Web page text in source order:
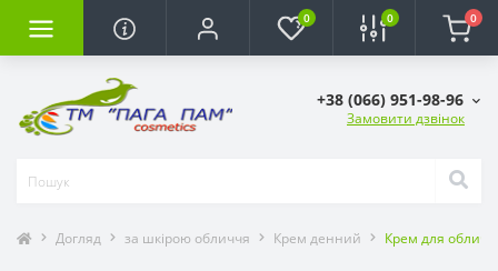
0 0 0
+38 (066) 951-98-96
Замовити дзвінок
Догляд за шкірою обличчя Крем денний Крем для